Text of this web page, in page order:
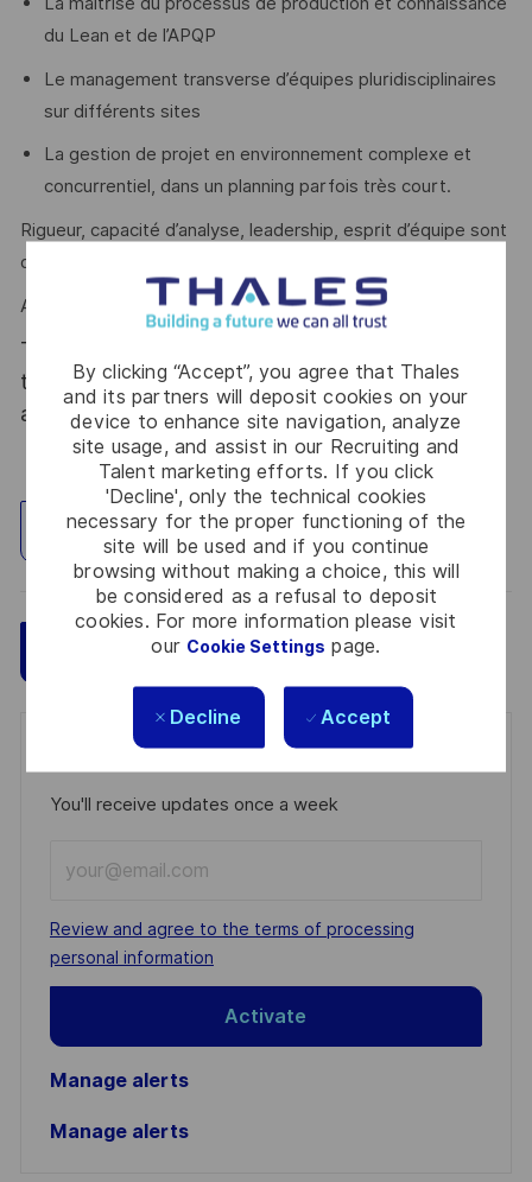
By clicking “Accept”, you agree that Thales
and its partners will deposit cookies on your
device to enhance site navigation, analyze
site usage, and assist in our Recruiting and
Talent marketing efforts. If you click
'Decline', only the technical cookies
necessary for the proper functioning of the
site will be used and if you continue
browsing without making a choice, this will
be considered as a refusal to deposit
cookies. For more information please visit
our Cookie Settings page.
Decline Accept
du Lean et de l’APQP
Le management transverse d’équipes pluridisciplinaires
sur différents sites
La gestion de projet en environnement complexe et
concurrentiel, dans un planning parfois très court.
Rigueur, capacité d’analyse, leadership, esprit d’équipe sont
des atouts que l’on vous reconnait ?
Alors ce poste est fait pour vous !
Thales, entreprise Handi-Engagée, reconnait
tous les talents. La diversité est notre meilleur
atout. Postulez et rejoignez nous !
Explore Location
Save
Get notified for similar jobs
You'll receive updates once a week
Email
address
(Required)
Required
Review and agree to the terms of processing
personal information
Activate
Manage alerts
Manage alerts